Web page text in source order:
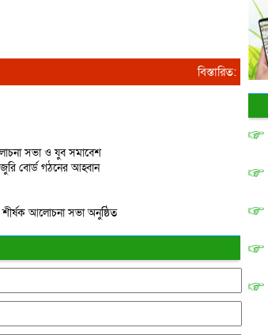
বিস্তারিত:
সভা ও যুব সমাবেশ
বোর্ড গঠনের আহ্বান
আলোচনা সভা অনুষ্ঠিত